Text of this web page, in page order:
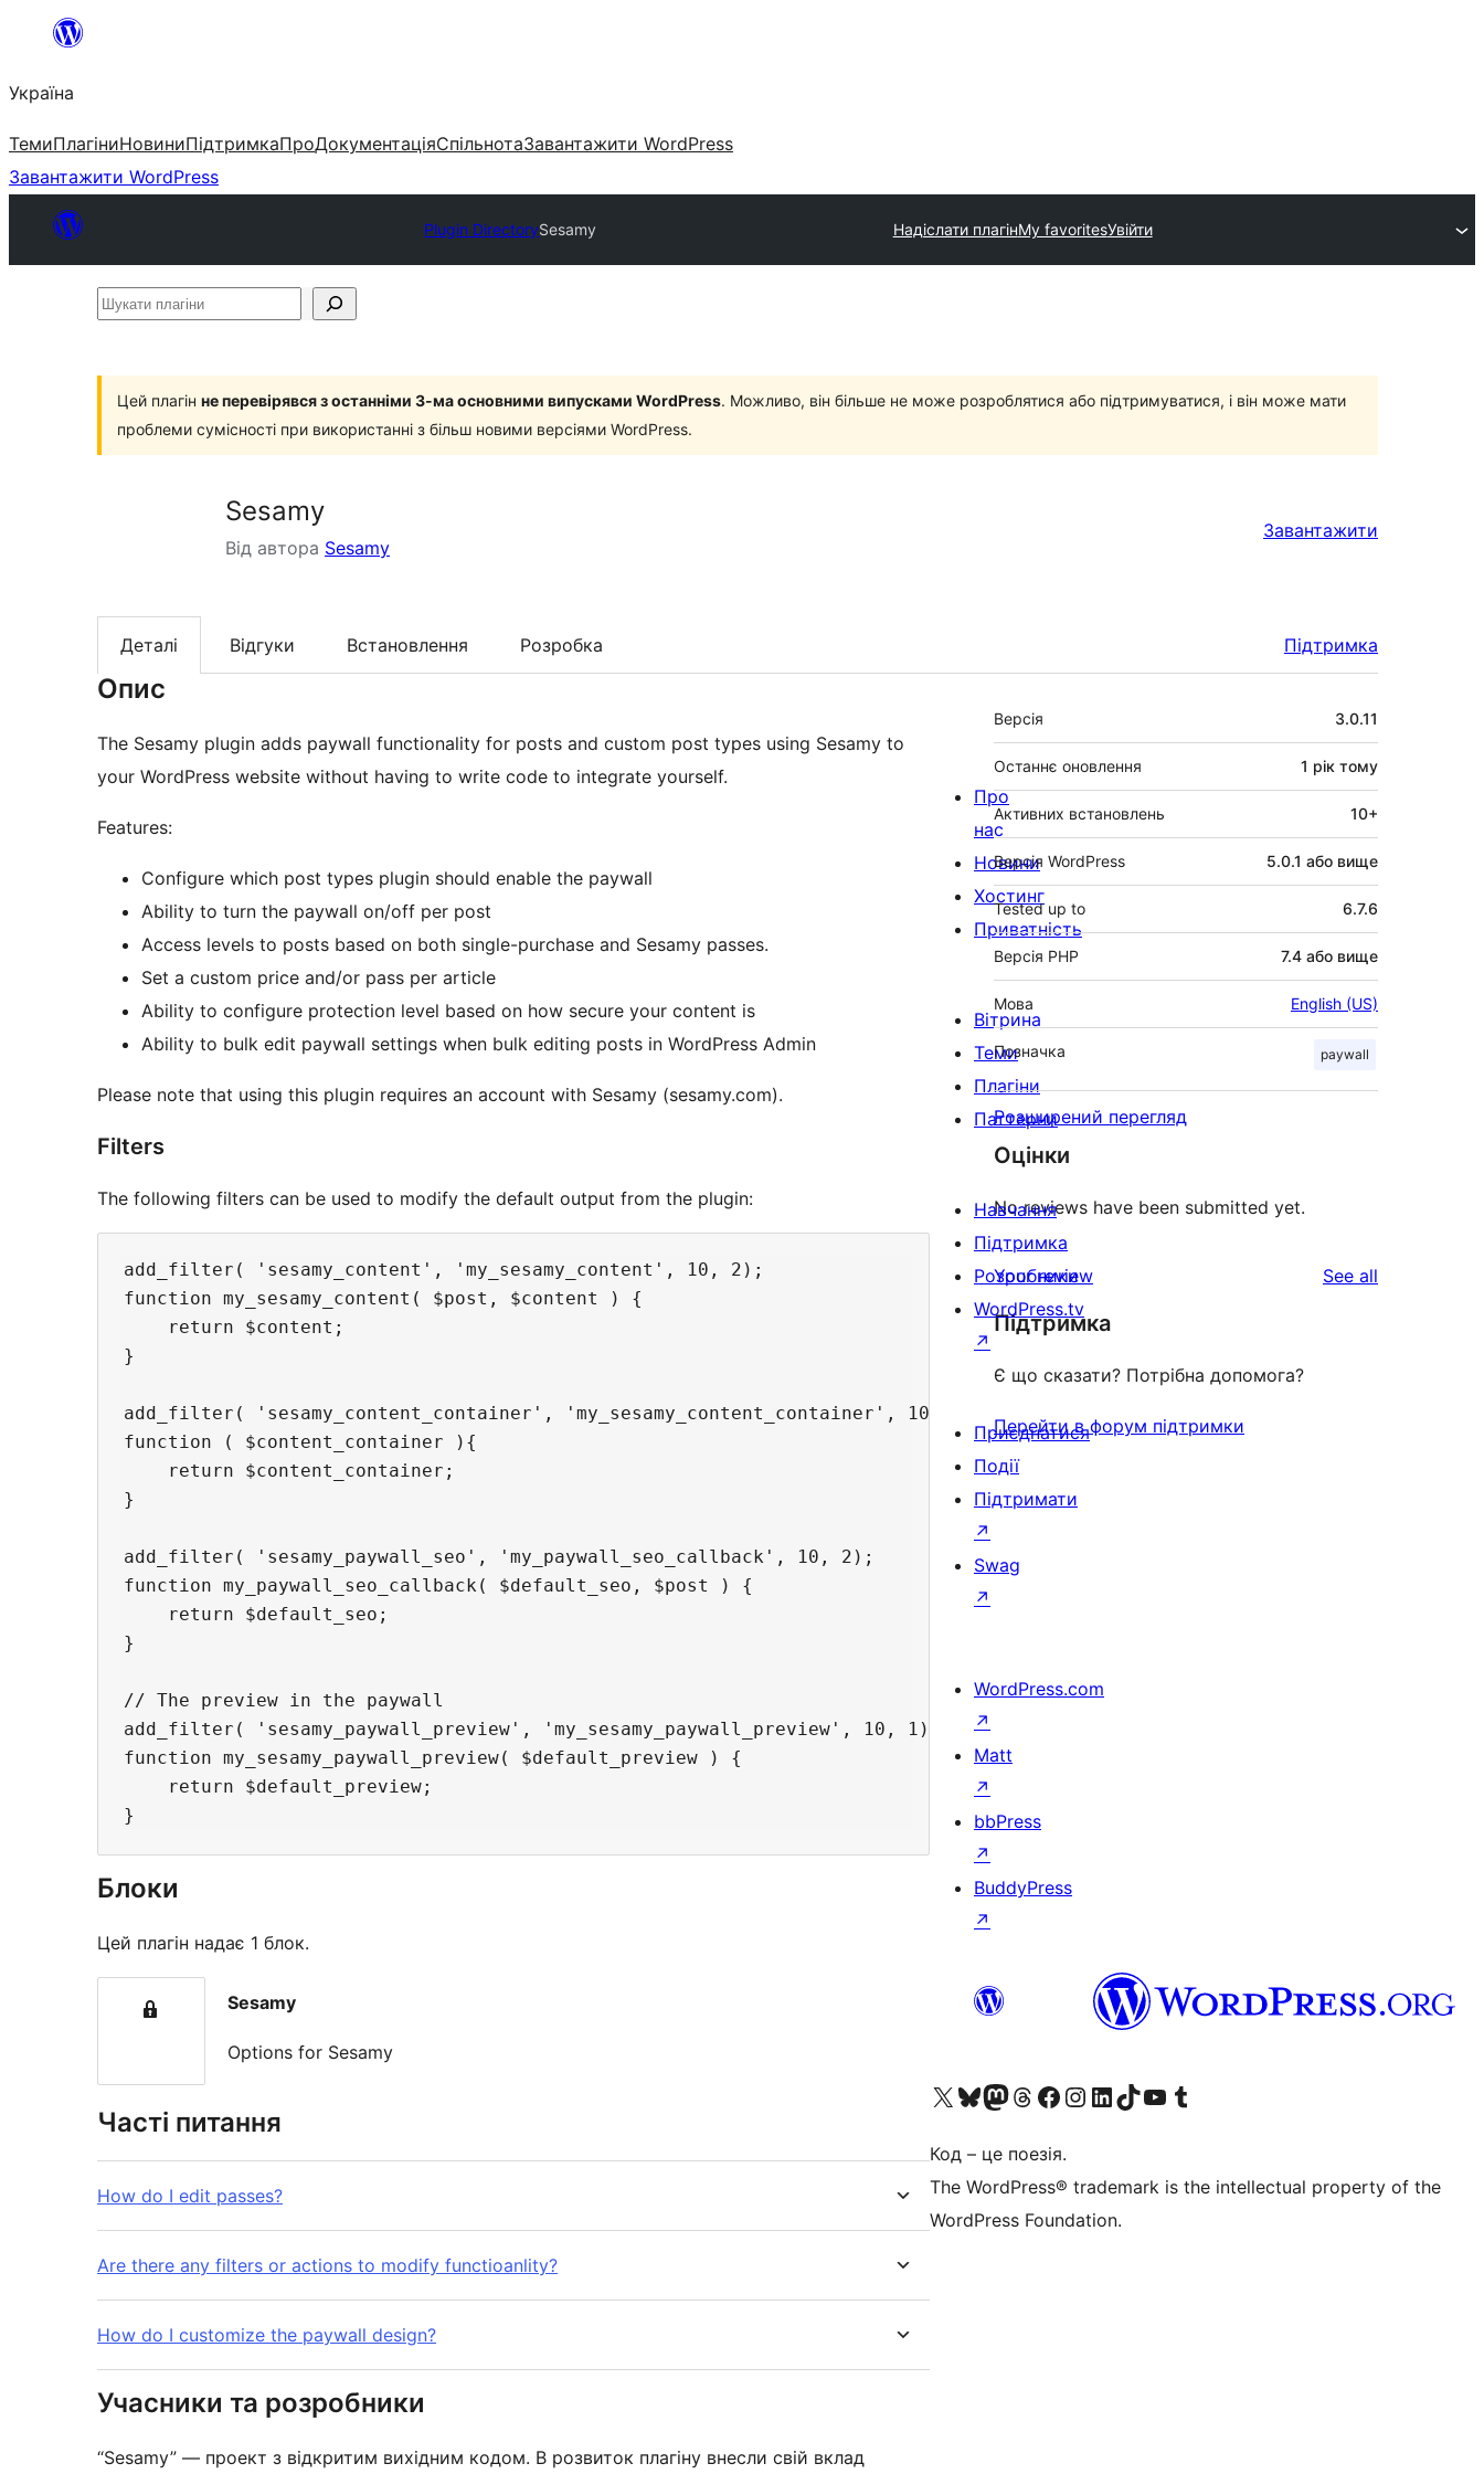
Перейти
вмісту
Україна
ТемиПлагіниНовиниПідтримкаПроДокументаціяСпільнотаЗавантажити WordPress
Завантажити WordPress
Plugin DirectorySesamy Надіслати плагінMy favoritesУвійти
Шукати
Цей плагін не перевірявся з останніми 3-ма основними випусками WordPress. Можливо, він більше не може розроблятися або підтримуватися, і він може мати
проблеми сумісності при використанні з більш новими версіями WordPress.
Sesamy
Від автора Sesamy
Завантажити
Деталі Відгуки Встановлення Розробка Підтримка
Опис
The Sesamy plugin adds paywall functionality for posts and custom post types using Sesamy to
your WordPress website without having to write code to integrate yourself.
Features:
Configure which post types plugin should enable the paywall
Ability to turn the paywall on/off per post
Access levels to posts based on both single-purchase and Sesamy passes.
Set a custom price and/or pass per article
Ability to configure protection level based on how secure your content is
Ability to bulk edit paywall settings when bulk editing posts in WordPress Admin
Please note that using this plugin requires an account with Sesamy (sesamy.com).
Filters
The following filters can be used to modify the default output from the plugin:
add_filter( 'sesamy_content', 'my_sesamy_content', 10, 2);
function my_sesamy_content( $post, $content ) {
    return $content;
}
add_filter( 'sesamy_content_container', 'my_sesamy_content_container', 10, 1);
function ( $content_container ){
    return $content_container;
}
add_filter( 'sesamy_paywall_seo', 'my_paywall_seo_callback', 10, 2);
function my_paywall_seo_callback( $default_seo, $post ) {
    return $default_seo;
}
// The preview in the paywall
add_filter( 'sesamy_paywall_preview', 'my_sesamy_paywall_preview', 10, 1);
function my_sesamy_paywall_preview( $default_preview ) {
    return $default_preview;
Блоки
Цей плагін надає 1 блок.
Sesamy
Options for Sesamy
Часті питання
How do I edit passes?
Are there any filters or actions to modify functioanlity?
How do I customize the paywall design?
Учасники та розробники
“Sesamy” — проект з відкритим вихідним кодом. В розвиток плагіну внесли свій вклад
Мета
Версія 3.0.11
Останнє оновлення 1 рік тому
Активних встановлень 10+
Версія WordPress 5.0.1 або вище
Tested up to 6.7.6
Версія PHP 7.4 або вище
Мова English (US)
Позначка paywall
Розширений перегляд
Оцінки
No reviews have been submitted yet.
Your review See all
Підтримка
Є що сказати? Потрібна допомога?
Перейти в форум підтримки
Про
нас
Новини
Хостинг
Приватність
Вітрина
Теми
Плагіни
Паттерни
Навчання
Підтримка
Розробники
WordPress.tv
↗
Приєднатися
Події
Підтримати
↗
Swag
↗
WordPress.com
↗
Matt
↗
bbPress
↗
BuddyPress
↗
Visit our X (formerly Twitter) account
Visit our Bluesky account
Завітайте до нашої стрічки в Mastodon
Visit our Threads account
Завітайте на нашу сторінку в Facebook
Visit our Instagram account
Visit our LinkedIn account
Visit our TikTok account
Visit our YouTube channel
Visit our Tumblr account
Код – це поезія.
The WordPress® trademark is the intellectual property of the
WordPress Foundation.